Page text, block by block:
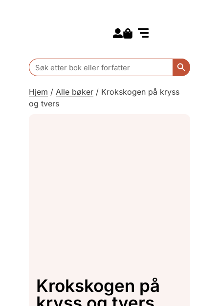
Search
for:
Search
Hjem / Alle bøker / Krokskogen på kryss
og tvers
Krokskogen på